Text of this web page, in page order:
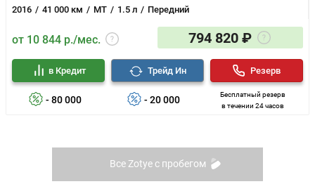
2016 41 000 км MT 1.5 л Передний
от 10 844 р./мес. 794 820 ₽
- 80 000
в Кредит
- 20 000
Трейд Ин
Бесплатный резерв
в течении 24 часов
Резерв
Все Zotye с пробегом